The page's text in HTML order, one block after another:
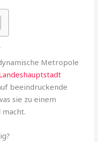
Metropole
beeindruckende
sie zu einem